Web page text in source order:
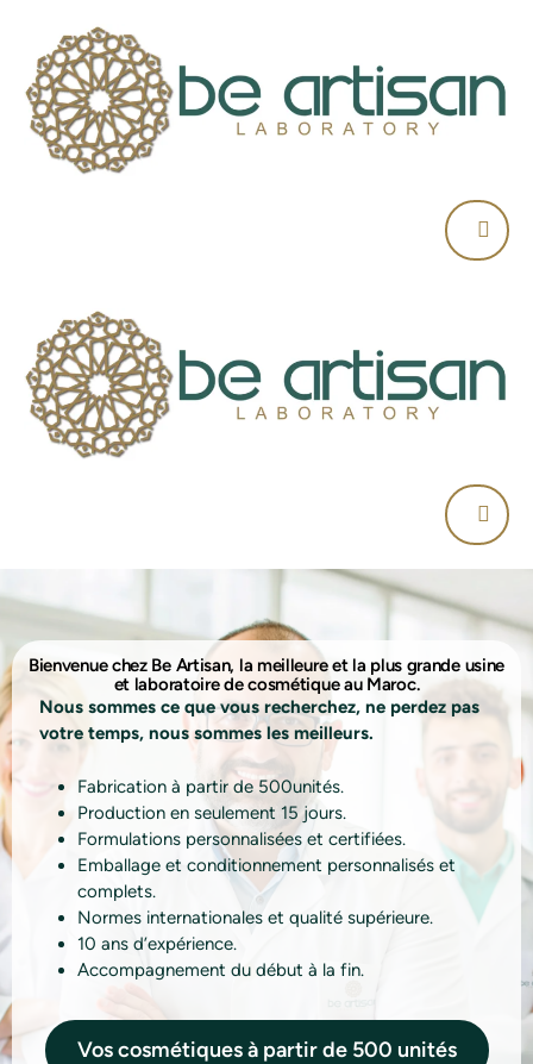
Bienvenue chez Be Artisan, la meilleure et la plus grande usine
et laboratoire de cosmétique au Maroc.
Nous sommes ce que vous recherchez, ne perdez pas
votre temps, nous sommes les meilleurs.
Fabrication à partir de 500unités.
Production en seulement 15 jours.
Formulations personnalisées et certifiées.
Emballage et conditionnement personnalisés et
complets.
Normes internationales et qualité supérieure.
10 ans d’expérience.
Accompagnement du début à la fin.
Vos cosmétiques à partir de 500 unités